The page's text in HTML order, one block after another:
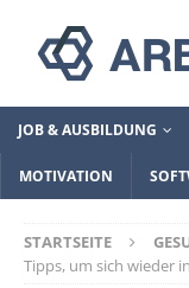
JOB & AUSBILDUNG
MOTIVATION
STARTSEITE
Tipps, um sich wieder